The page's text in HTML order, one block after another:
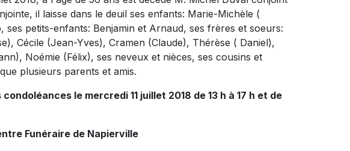
il laisse dans le deuil ses enfants: Marie-Michèle (
petits-enfants: Benjamin et Arnaud, ses frères et soeurs:
Cécile (Jean-Yves), Cramen (Claude), Thérèse ( Daniel),
Noémie (Félix), ses neveux et nièces, ses cousins et
plusieurs parents et amis.
le mercredi 11 juillet 2018 de 13 h à 17 h et de
Funéraire de Napierville